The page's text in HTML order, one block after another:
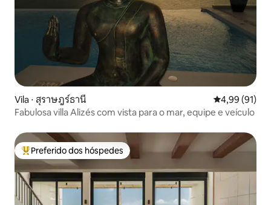
Vila ⋅ สุราษฎร์ธานี 4,99 de uma
4,99 (91)
Fabulosa villa Alizés com vista para o mar, equipe e veículo
Entre os melhores preferidos dos hóspedes
Preferido dos hóspedes